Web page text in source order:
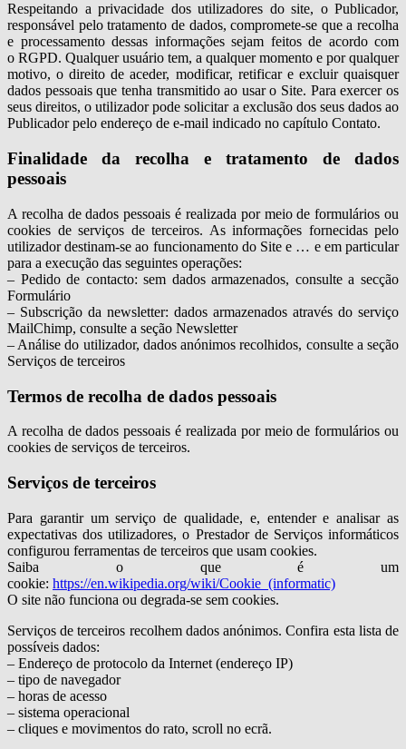
Respeitando a privacidade dos utilizadores do site, o Publicador,
responsável pelo tratamento de dados, compromete-se que a recolha
e processamento dessas informações sejam feitos de acordo com
o RGPD. Qualquer usuário tem, a qualquer momento e por qualquer
motivo, o direito de aceder, modificar, retificar e excluir quaisquer
dados pessoais que tenha transmitido ao usar o Site. Para exercer os
seus direitos, o utilizador pode solicitar a exclusão dos seus dados ao
Publicador pelo endereço de e-mail indicado no capítulo Contato.
Finalidade da recolha e tratamento de dados
pessoais
A recolha de dados pessoais é realizada por meio de formulários ou
cookies de serviços de terceiros. As informações fornecidas pelo
utilizador destinam-se ao funcionamento do Site e … e em particular
para a execução das seguintes operações:
– Pedido de contacto: sem dados armazenados, consulte a secção
Formulário
– Subscrição da newsletter: dados armazenados através do serviço
MailChimp, consulte a seção Newsletter
– Análise do utilizador, dados anónimos recolhidos, consulte a seção
Serviços de terceiros
Termos de recolha de dados pessoais
A recolha de dados pessoais é realizada por meio de formulários ou
cookies de serviços de terceiros.
Serviços de terceiros
Para garantir um serviço de qualidade, e, entender e analisar as
expectativas dos utilizadores, o Prestador de Serviços informáticos
configurou ferramentas de terceiros que usam cookies.
Saiba o que é um
cookie: https://en.wikipedia.org/wiki/Cookie_(informatic)
O site não funciona ou degrada-se sem cookies.
Serviços de terceiros recolhem dados anónimos. Confira esta lista de
possíveis dados:
– Endereço de protocolo da Internet (endereço IP)
– tipo de navegador
– horas de acesso
– sistema operacional
– cliques e movimentos do rato, scroll no ecrã.